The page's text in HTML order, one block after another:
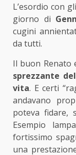
L’esordio con
giorno di
cugini
da tutti.
Il buon Renato
sprezzante
vita. E certi
andavano
poteva fidare,
Esempio
fortissimo
una